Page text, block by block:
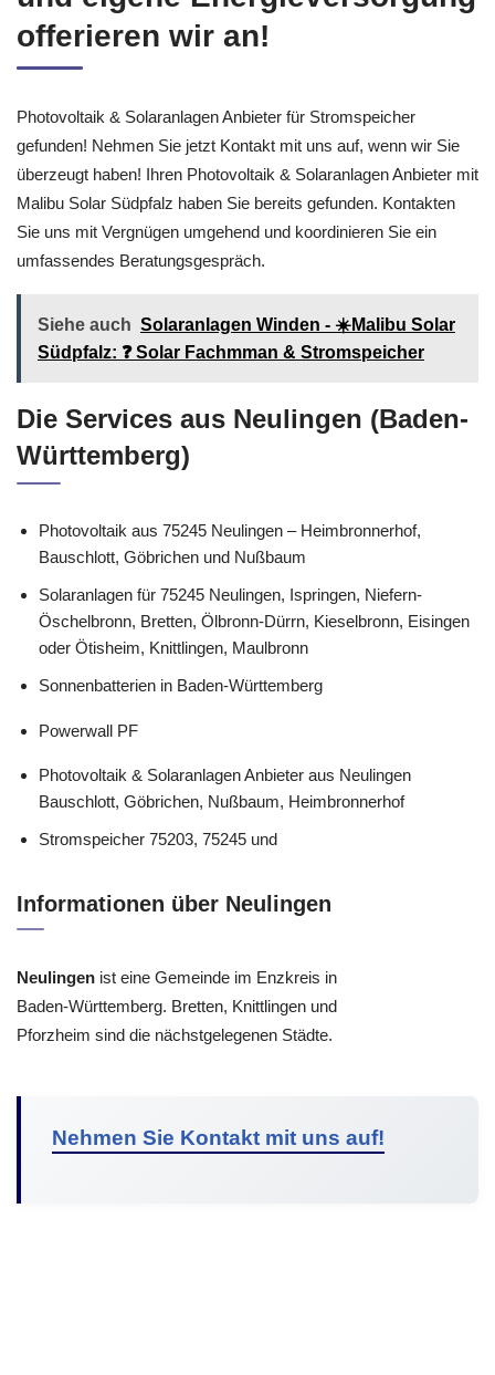
offerieren wir an!
Photovoltaik & Solaranlagen Anbieter für Stromspeicher
gefunden! Nehmen Sie jetzt Kontakt mit uns auf, wenn wir Sie
überzeugt haben! Ihren Photovoltaik & Solaranlagen Anbieter mit
Malibu Solar Südpfalz haben Sie bereits gefunden. Kontakten
Sie uns mit Vergnügen umgehend und koordinieren Sie ein
umfassendes Beratungsgespräch.
Siehe auch Solaranlagen Winden - ☀️Malibu Solar
Südpfalz: ❓️ Solar Fachmman & Stromspeicher
Die Services aus Neulingen (Baden-
Württemberg)
Photovoltaik aus 75245 Neulingen – Heimbronnerhof,
Bauschlott, Göbrichen und Nußbaum
Solaranlagen für 75245 Neulingen, Ispringen, Niefern-
Öschelbronn, Bretten, Ölbronn-Dürrn, Kieselbronn, Eisingen
oder Ötisheim, Knittlingen, Maulbronn
Sonnenbatterien in Baden-Württemberg
Powerwall PF
Photovoltaik & Solaranlagen Anbieter aus Neulingen
Bauschlott, Göbrichen, Nußbaum, Heimbronnerhof
Stromspeicher 75203, 75245 und
Informationen über Neulingen
Neulingen ist eine Gemeinde im Enzkreis in
Baden-Württemberg. Bretten, Knittlingen und
Pforzheim sind die nächstgelegenen Städte.
Nehmen Sie Kontakt mit uns auf!